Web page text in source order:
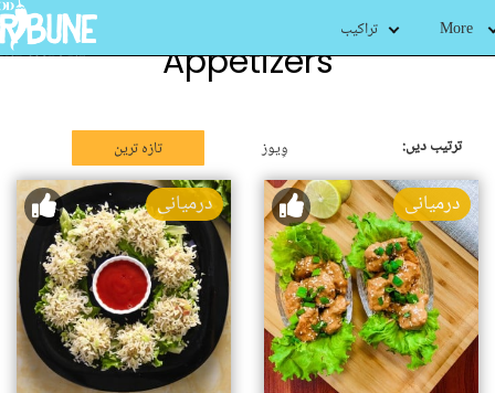
تراکیب More
Appetizers
ترتیب دیں: تازہ ترین وِیوز
درمیانی درمیانی